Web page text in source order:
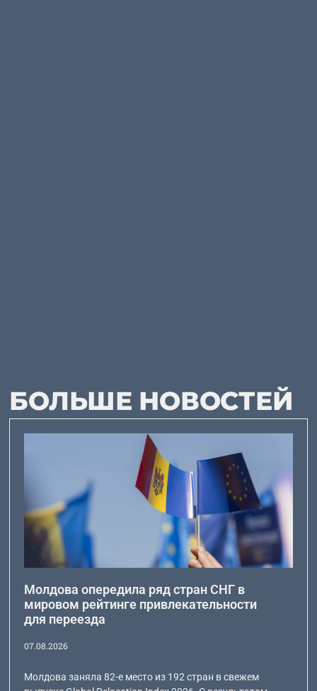
БОЛЬШЕ НОВОСТЕЙ
Молдова опередила ряд стран СНГ в
мировом рейтинге привлекательности
для переезда
07.08.2026
Молдова заняла 82-е место из 192 стран в свежем